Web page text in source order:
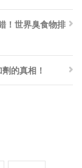
！世界臭食物排
的真相！